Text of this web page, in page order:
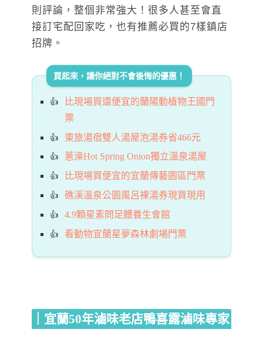
則評論，整個非常強大！很多人甚至會直
接訂宅配回家吃，也有推薦必買的7樣鎮店
招牌。
買起來，讓你絕對不會後悔的優惠！
比現場買還便宜的蘭陽動植物王國門
票
東旅湯宿雙人湯屋泡湯券省466元
蔥澡Hot Spring Onion獨立溫泉湯屋
比現場買便宜的宜蘭傳藝園區門票
礁溪溫泉公園風呂裸湯券現買現用
4.9顆星素問足體養生會館
看動物宜蘭星夢森林劇場門票
｜宜蘭50年滷味老店鴨喜露滷味專家